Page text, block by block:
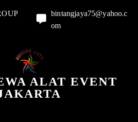
bintangjaya75@yahoo.c
om
ALAT EVENT